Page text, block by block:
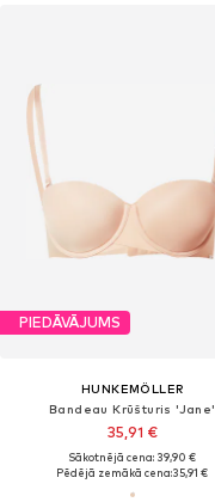
PIEDĀVĀJUMS
HUNKEMÖLLER
Bandeau Krūšturis 'Jane'
35,91 €
Sākotnējā cena: 39,90 €
Pēdējā zemākā cena:35,91 €